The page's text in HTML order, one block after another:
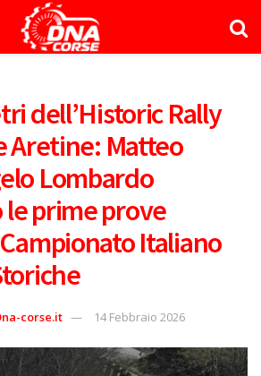
dell’Historic Rally
Aretine: Matteo
Lombardo
prime prove
Italiano
corse.it 14 Febbraio 2026